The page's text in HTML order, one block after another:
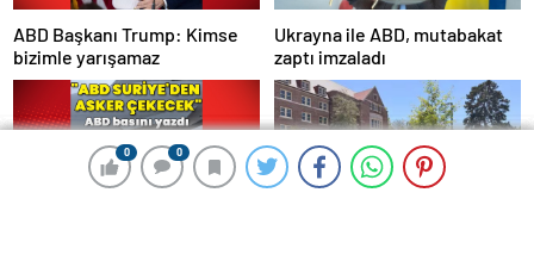
0 0
0 0
0 0
0 0
ABD Başkanı Trump: Kimse
bizimle yarışamaz
Ukrayna ile ABD, mutabakat
zaptı imzaladı